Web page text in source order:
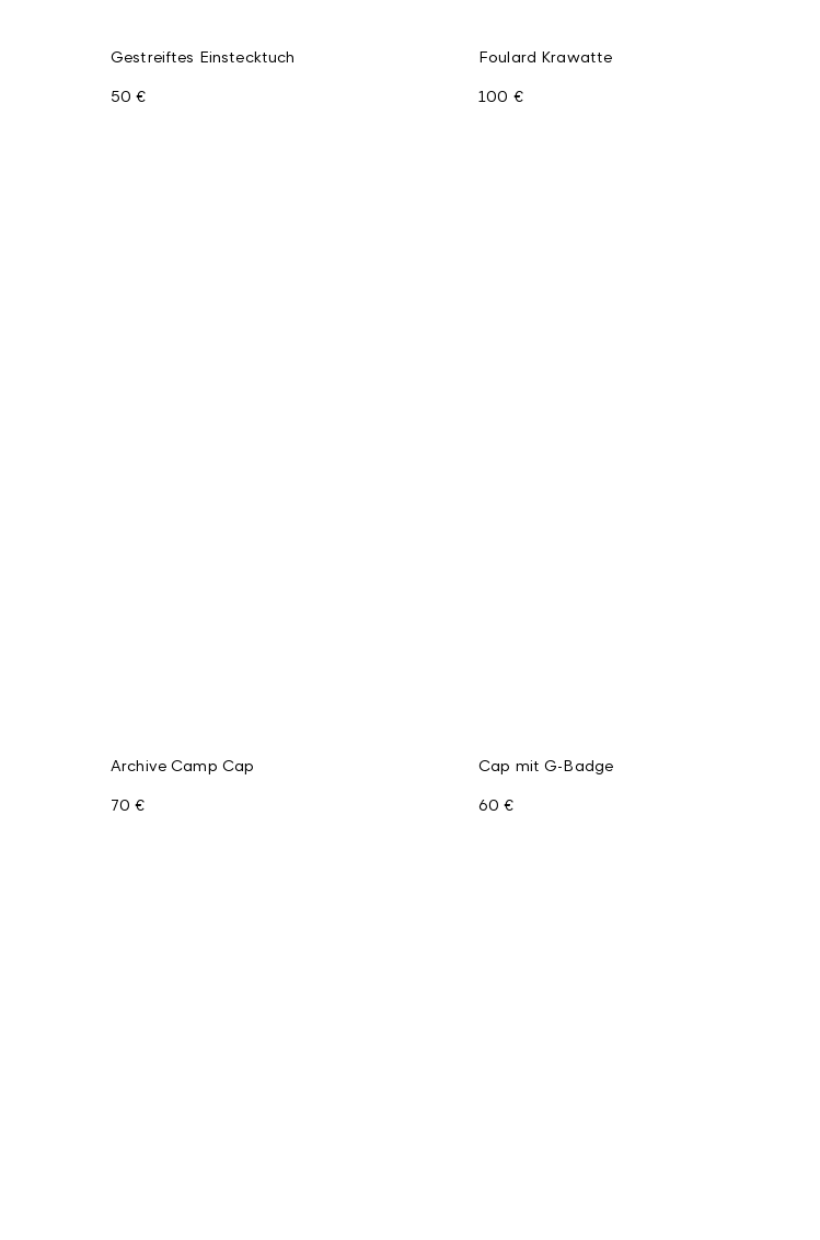
Gestreiftes Einstecktuch
50 €
Foulard Krawatte
100 €
Archive Camp Cap
70 €
Cap mit G-Badge
60 €